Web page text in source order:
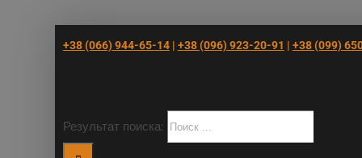
+38 (066) 944-65-14| +38 (096) 923-20-91 | +38 (‎099)
Результат поиска: